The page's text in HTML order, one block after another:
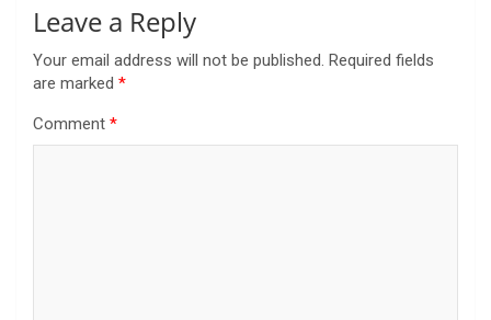
Leave a Reply
Your email address will not be published. Required fields
are marked *
Comment *